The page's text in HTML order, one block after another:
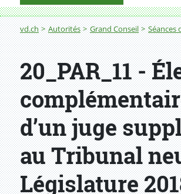
Fil d'Ariane
vd.ch Autorités Grand Conseil Séances
20_PAR_11 -
d’un juge
au Tribunal
Législature